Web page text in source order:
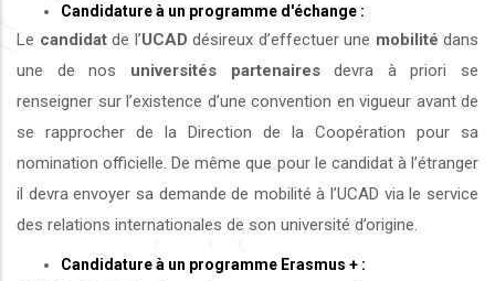
Candidature à un programme d'échange :
Le candidatde l’UCAD désireux d’effectuer une mobilité dans
une de nos universités partenairesdevra à priori se
renseigner sur l’existence d’une convention en vigueur avant de
se rapprocher de la Direction de la Coopération pour sa
nomination officielle. De même que pour le candidat à l’étranger
il devra envoyer sa demande de mobilité à l’UCAD via le service
des relations internationales de son université d’origine.
Candidature à un programme Erasmus + :